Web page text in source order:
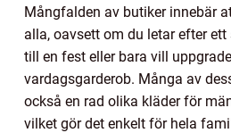
Mångfalden av butiker innebär
alla, oavsett om du letar efter
till en fest eller bara vill
vardagsgarderob. Många av
också en rad olika kläder för
vilket gör det enkelt för hela